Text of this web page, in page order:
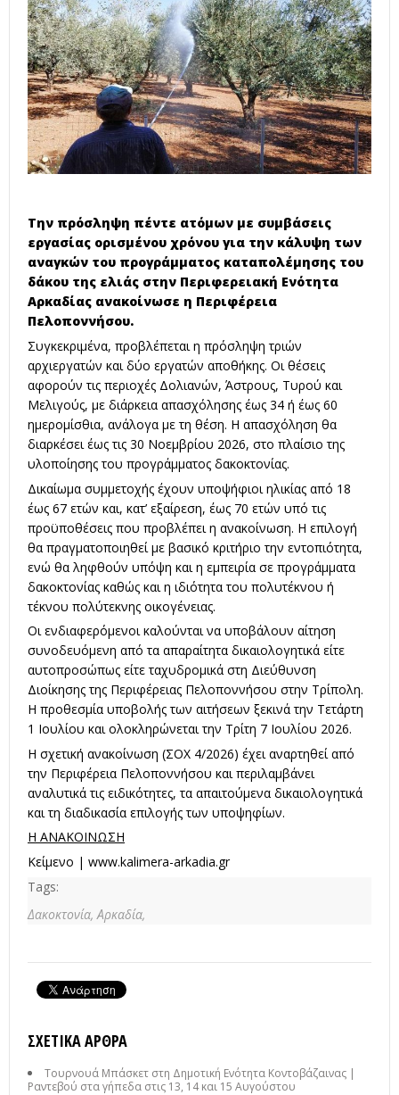
Την πρόσληψη πέντε ατόμων με συμβάσεις
εργασίας ορισμένου χρόνου για την κάλυψη των
αναγκών του προγράμματος καταπολέμησης του
δάκου της ελιάς στην Περιφερειακή Ενότητα
Αρκαδίας ανακοίνωσε η Περιφέρεια
Πελοποννήσου.
Συγκεκριμένα, προβλέπεται η πρόσληψη τριών
αρχιεργατών και δύο εργατών αποθήκης. Οι θέσεις
αφορούν τις περιοχές Δολιανών, Άστρους, Τυρού και
Μελιγούς, με διάρκεια απασχόλησης έως 34 ή έως 60
ημερομίσθια, ανάλογα με τη θέση. Η απασχόληση θα
διαρκέσει έως τις 30 Νοεμβρίου 2026, στο πλαίσιο της
υλοποίησης του προγράμματος δακοκτονίας.
Δικαίωμα συμμετοχής έχουν υποψήφιοι ηλικίας από 18
έως 67 ετών και, κατ’ εξαίρεση, έως 70 ετών υπό τις
προϋποθέσεις που προβλέπει η ανακοίνωση. Η επιλογή
θα πραγματοποιηθεί με βασικό κριτήριο την εντοπιότητα,
ενώ θα ληφθούν υπόψη και η εμπειρία σε προγράμματα
δακοκτονίας καθώς και η ιδιότητα του πολυτέκνου ή
τέκνου πολύτεκνης οικογένειας.
Οι ενδιαφερόμενοι καλούνται να υποβάλουν αίτηση
συνοδευόμενη από τα απαραίτητα δικαιολογητικά είτε
αυτοπροσώπως είτε ταχυδρομικά στη Διεύθυνση
Διοίκησης της Περιφέρειας Πελοποννήσου στην Τρίπολη.
Η προθεσμία υποβολής των αιτήσεων ξεκινά την Τετάρτη
1 Ιουλίου και ολοκληρώνεται την Τρίτη 7 Ιουλίου 2026.
Η σχετική ανακοίνωση (ΣΟΧ 4/2026) έχει αναρτηθεί από
την Περιφέρεια Πελοποννήσου και περιλαμβάνει
αναλυτικά τις ειδικότητες, τα απαιτούμενα δικαιολογητικά
και τη διαδικασία επιλογής των υποψηφίων.
Η ΑΝΑΚΟΙΝΩΣΗ
Κείμενο | www.kalimera-arkadia.gr
Tags:
Δακοκτονία, Αρκαδία,
ΣΧΕΤΙΚΆ ΆΡΘΡΑ
Τουρνουά Μπάσκετ στη Δημοτική Ενότητα Κοντοβάζαινας |
Ραντεβού στα γήπεδα στις 13, 14 και 15 Αυγούστου